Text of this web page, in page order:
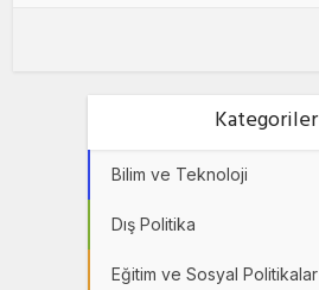
Kategoriler
Bilim ve Teknoloji
Dış Politika
Eğitim ve Sosyal Politikalar